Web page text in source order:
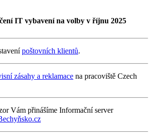
IT vybavení na volby v říjnu 2025
poštovních klientů.
zásahy a reklamace na pracoviště Czech
Vám přinášíme Informační server